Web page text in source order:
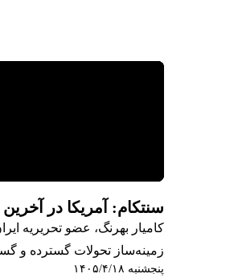
سنتکام: آمریکا در آخرین دور حملات، حدود ۹۰
کامیار بهرنگ، عضو تحریریه
زمینه‌ساز تحولات گسترده و
پنجشنبه ۱۴۰۵/۴/۱۸